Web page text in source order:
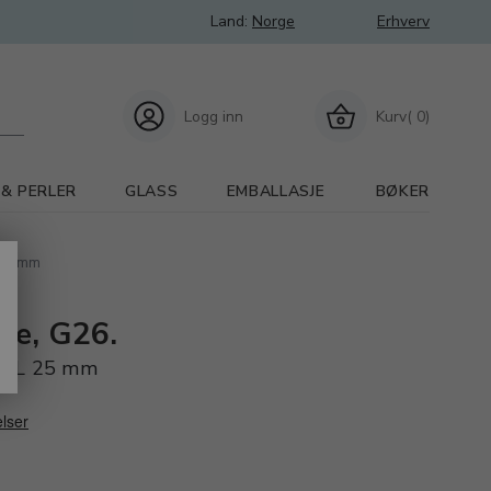
Land: Norge Erhverv
Kurv( 0)
Logg inn
PERLER GLASS EMBALLASJE BØKER
mm
G26.
L 25 mm